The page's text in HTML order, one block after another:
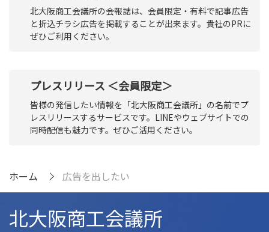
北大阪商工会議所の会報誌は、会員限定・有料で記事広告
と折込チラシ広告を掲載することが出来ます。貴社のPRに
ぜひご利用ください。
プレスリリース ＜会員限定＞
皆様の発信したい情報を「北大阪商工会議所」の名前でプ
レスリリースするサービスです。LINEやウェブサイトでの
同時配信も魅力です。ぜひご活用ください。
ホーム 広告を出したい
北大阪商工会議所